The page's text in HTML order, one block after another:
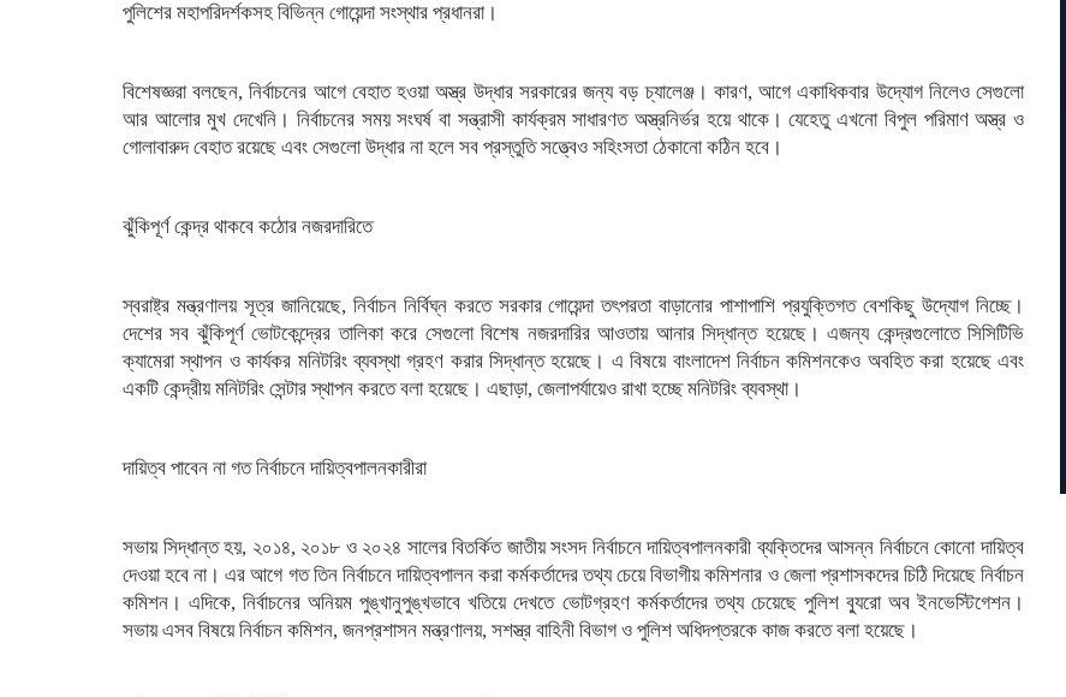
পুলিশের মহাপরিদর্শকসহ বিভিন্ন গোয়েন্দা সংস্থার প্রধানরা।
বিশেষজ্ঞরা বলছেন, নির্বাচনের আগে বেহাত হওয়া অস্ত্র উদ্ধার সরকারের জন্য বড় চ্যালেঞ্জ। কারণ, আগে একাধিকবার উদ্যোগ নিলেও সেগুলো
আর আলোর মুখ দেখেনি। নির্বাচনের সময় সংঘর্ষ বা সন্ত্রাসী কার্যক্রম সাধারণত অস্ত্রনির্ভর হয়ে থাকে। যেহেতু এখনো বিপুল পরিমাণ অস্ত্র ও
গোলাবারুদ বেহাত রয়েছে এবং সেগুলো উদ্ধার না হলে সব প্রস্তুতি সত্ত্বেও সহিংসতা ঠেকানো কঠিন হবে।
ঝুঁকিপূর্ণ কেন্দ্র থাকবে কঠোর নজরদারিতে
স্বরাষ্ট্র মন্ত্রণালয় সূত্র জানিয়েছে, নির্বাচন নির্বিঘ্ন করতে সরকার গোয়েন্দা তৎপরতা বাড়ানোর পাশাপাশি প্রযুক্তিগত বেশকিছু উদ্যোগ নিচ্ছে।
দেশের সব ঝুঁকিপূর্ণ ভোটকেন্দ্রের তালিকা করে সেগুলো বিশেষ নজরদারির আওতায় আনার সিদ্ধান্ত হয়েছে। এজন্য কেন্দ্রগুলোতে সিসিটিভি
ক্যামেরা স্থাপন ও কার্যকর মনিটরিং ব্যবস্থা গ্রহণ করার সিদ্ধান্ত হয়েছে। এ বিষয়ে বাংলাদেশ নির্বাচন কমিশনকেও অবহিত করা হয়েছে এবং
একটি কেন্দ্রীয় মনিটরিং সেন্টার স্থাপন করতে বলা হয়েছে। এছাড়া, জেলাপর্যায়েও রাখা হচ্ছে মনিটরিং ব্যবস্থা।
দায়িত্ব পাবেন না গত নির্বাচনে দায়িত্বপালনকারীরা
সভায় সিদ্ধান্ত হয়, ২০১৪, ২০১৮ ও ২০২৪ সালের বিতর্কিত জাতীয় সংসদ নির্বাচনে দায়িত্বপালনকারী ব্যক্তিদের আসন্ন নির্বাচনে কোনো দায়িত্ব
দেওয়া হবে না। এর আগে গত তিন নির্বাচনে দায়িত্বপালন করা কর্মকর্তাদের তথ্য চেয়ে বিভাগীয় কমিশনার ও জেলা প্রশাসকদের চিঠি দিয়েছে নির্বাচন
কমিশন। এদিকে, নির্বাচনের অনিয়ম পুঙ্খানুপুঙ্খভাবে খতিয়ে দেখতে ভোটগ্রহণ কর্মকর্তাদের তথ্য চেয়েছে পুলিশ ব্যুরো অব ইনভেস্টিগেশন।
সভায় এসব বিষয়ে নির্বাচন কমিশন, জনপ্রশাসন মন্ত্রণালয়, সশস্ত্র বাহিনী বিভাগ ও পুলিশ অধিদপ্তরকে কাজ করতে বলা হয়েছে।